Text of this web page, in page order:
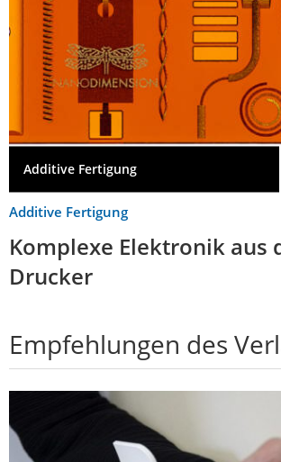
Additive Fertigung
Additive Fertigung
Komplexe Elektronik aus
Drucker
Empfehlungen des